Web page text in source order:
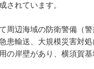
されています。
辺海域の防衛警備（警
患輸送、大規模災害対処
の岸壁があり、横須賀